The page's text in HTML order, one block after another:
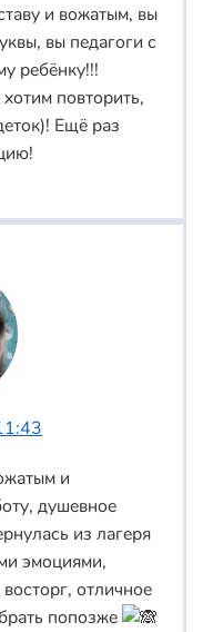
и вожатым, вы
вы педагоги с
ребёнку!!!
повторить,
Ещё раз
и
душевное
из лагеря
эмоциями,
отличное
попозже